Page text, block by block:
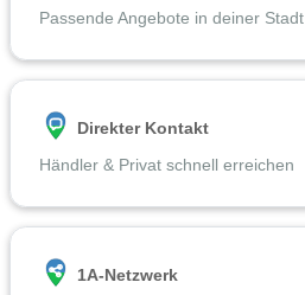
Passende Angebote in deiner Stadt
Direkter Kontakt
Händler & Privat schnell erreichen
1A-Netzwerk